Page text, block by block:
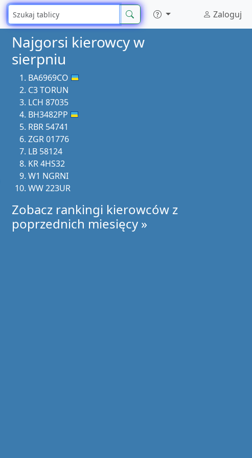
Zaloguj
Najgorsi kierowcy w
sierpniu
BA6969CO
C3 TORUN
LCH 87035
BH3482PP
RBR 54741
ZGR 01776
LB 58124
KR 4HS32
W1 NGRNI
WW 223UR
Zobacz rankingi kierowców z
poprzednich miesięcy »